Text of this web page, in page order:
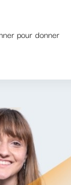
pour donner